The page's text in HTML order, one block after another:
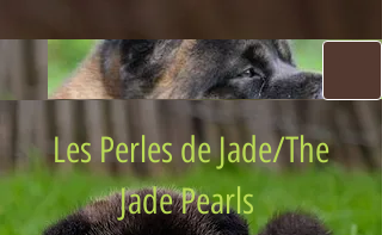
Les Perles de Jade/The
Jade Pe​arls